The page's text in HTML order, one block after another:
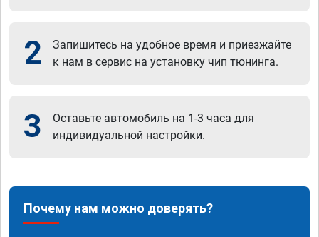
2
Запишитесь на удобное время и приезжайте
к нам в сервис на установку чип тюнинга.
3
Оставьте автомобиль на 1-3 часа для
индивидуальной настройки.
Почему нам можно доверять?